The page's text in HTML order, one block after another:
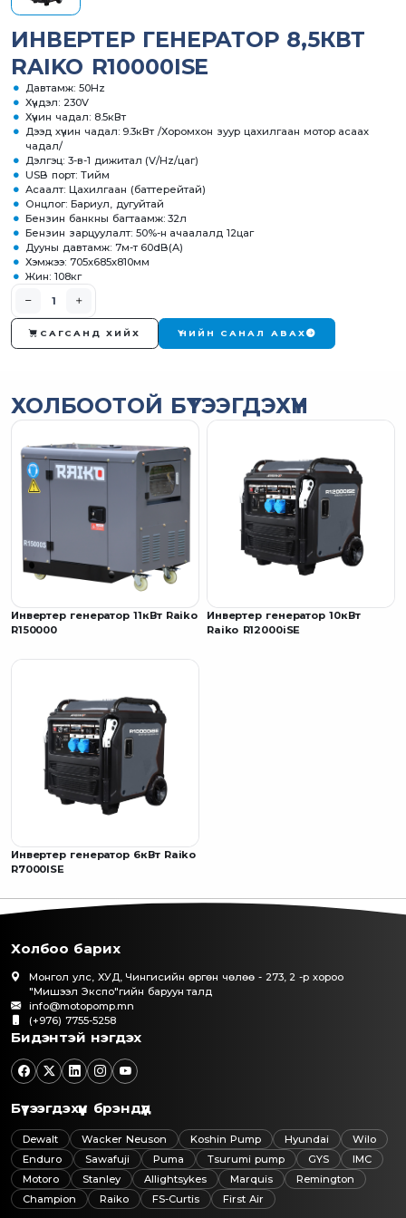
ИНВЕРТЕР ГЕНЕРАТОР 8,5КВТ
RAIKO R10000ISE
Давтамж: 50Hz
Хүчдэл: 230V
Хүчин чадал: 8.5кВт
Дээд хүчин чадал: 9.3кВт /Хоромхон зуур цахилгаан мотор асаах
чадал/
Дэлгэц: 3-в-1 дижитал (V/Hz/цаг)
USB порт: Тийм
Асаалт: Цахилгаан (баттерейтай)
Онцлог: Бариул, дугуйтай
Бензин банкны багтаамж: 32л
Бензин зарцуулалт: 50%-н ачаалалд 12цаг
Дууны давтамж: 7м-т 60dB(A)
Хэмжээ: 705x685x810мм
Жин: 108кг
САГСАНД ХИЙХ ҮНИЙН САНАЛ АВАХ
ХОЛБООТОЙ БҮТЭЭГДЭХҮҮН
Инвертер генератор 11кВт Raiko
R150000
Инвертер генератор 10кВт
Raiko R12000iSE
Инвертер генератор 6кВт Raiko
R7000ISE
Холбоо барих
Монгол улс, ХУД, Чингисийн өргөн чөлөө - 273, 2 -р хороо
"Мишээл Экспо"гийн баруун талд
info@motopomp.mn
(+976) 7755-5258
Бидэнтэй нэгдэх
Бүтээгдэхүүн брэндүүд
Dewalt Wacker Neuson Koshin Pump Hyundai
Wilo
Enduro
Sawafuji Puma Tsurumi pump GYS
IMC
Motoro
Stanley Allightsykes Marquis
Remington
Champion
Raiko FS-Curtis First Air